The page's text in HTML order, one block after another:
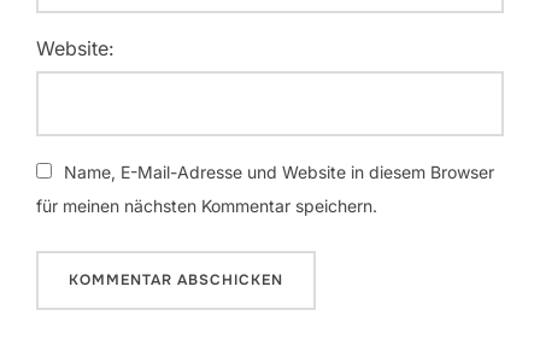
Website:
Name, E-Mail-Adresse und Website in diesem Browser
für meinen nächsten Kommentar speichern.